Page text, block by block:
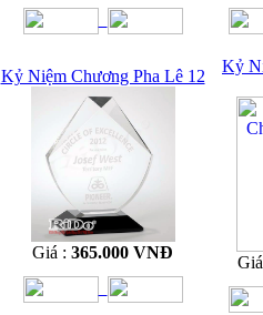
Kỷ Niệm Chương Pha Lê 12
Giá : 365.000 VNĐ
Kỷ